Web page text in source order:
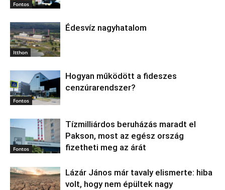
Fontos
Itthon
Édesvíz nagyhatalom
Fontos
Hogyan működött a fideszes
cenzúrarendszer?
Fontos
Tízmilliárdos beruházás maradt el
Pakson, most az egész ország
fizetheti meg az árát
Lázár János már tavaly elismerte: hiba
volt, hogy nem épültek nagy